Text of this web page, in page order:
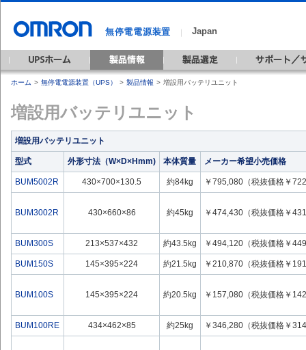
無停電電源装置 ｜ Japan
ホーム > 無停電電源装置（UPS） > 製品情報 > 増設用バッテリユニット
増設用バッテリユニット
増設用バッテリユニット
型式 外形寸法（W×D×Hmm) 本体質量 メーカー希望小売価格
BUM5002R 430×700×130.5 約84kg ￥795,080（税抜価格￥
BUM3002R 430×660×86 約45kg ￥474,430（税抜価格￥
BUM300S 213×537×432 約43.5kg ￥494,120（税抜価格￥
BUM150S 145×395×224 約21.5kg ￥210,870（税抜価格￥
BUM100S 145×395×224 約20.5kg ￥157,080（税抜価格￥
BUM100RE 434×462×85 約25kg ￥346,280（税抜価格￥